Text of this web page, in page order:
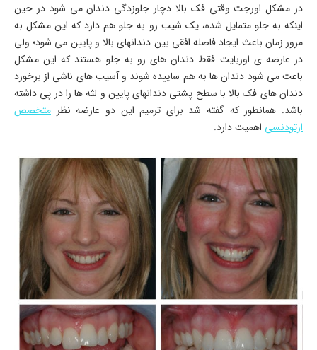
در مشکل اورجت وقتی فک بالا دچار جلوزدگی دندان می شود در حین
اینکه به جلو متمایل شده، یک شیب رو به جلو هم دارد که این مشکل به
مرور زمان باعث ایجاد فاصله افقی بین دندانهای بالا و پایین می شود؛ ولی
در عارضه ی اوربایت فقط دندان های رو به جلو هستند که این مشکل
باعث می شود دندان ها به هم ساییده شوند و آسیب های ناشی از برخورد
دندان های فک بالا با سطح پشتی دندانهای پایین و لثه ها را در پی داشته
باشد. همانطور که گفته شد برای ترمیم این دو عارضه نظر متخصص
ارتودنسی اهمیت دارد.